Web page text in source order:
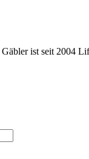
Gäbler ist seit 2004